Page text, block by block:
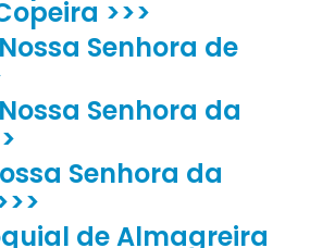
>>>
Senhora de
Senhora da
Senhora da
de Almagreira